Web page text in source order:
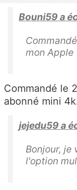
Bouni59 a
mon Apple
Commandé le
abonné mini
jejedu59 a
Bonjour, je
l'option